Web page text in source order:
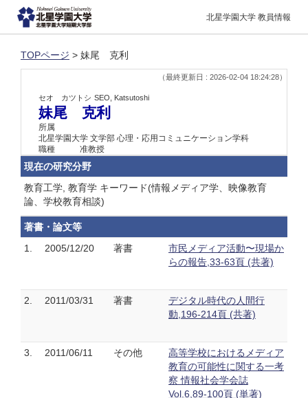
北星学園大学 教員情報
TOPページ > 妹尾 克利
（最終更新日 : 2026-02-04 18:24:28）
セオ カツトシ SEO, Katsutoshi
妹尾 克利
所属
北星学園大学 文学部 心理・応用コミュニケーション学科
職種
准教授
現在の研究分野
教育工学, 教育学 キーワード(情報メディア学、映像教育
論、学校教育相談)
著書・論文等
1.
2005/12/20 著書
市民メディア活動〜現場か
らの報告,33-63頁 (共著)
2. 2011/03/31 著書
デジタル時代の人間行
動,196-214頁 (共著)
3. 2011/06/11 その他
高等学校におけるメディア
教育の可能性に関する一考
察 情報社会学会誌
Vol.6,89-100頁 (単著)